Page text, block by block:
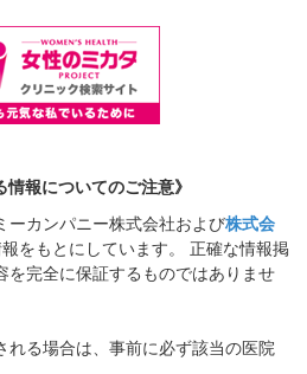
情報についてのご注意》
ーカンパニー株式会社および株式会
をもとにしています。 正確な情報掲
を完全に保証するものではありませ
れる場合は、事前に必ず該当の医院